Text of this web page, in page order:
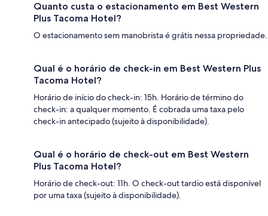
Quanto custa o estacionamento em Best Western
Plus Tacoma Hotel?
O estacionamento sem manobrista é grátis nessa propriedade.
Qual é o horário de check-in em Best Western Plus
Tacoma Hotel?
Horário de início do check-in: 15h. Horário de término do
check-in: a qualquer momento. É cobrada uma taxa pelo
check-in antecipado (sujeito à disponibilidade).
Qual é o horário de check-out em Best Western
Plus Tacoma Hotel?
Horário de check-out: 11h. O check-out tardio está disponível
por uma taxa (sujeito à disponibilidade).